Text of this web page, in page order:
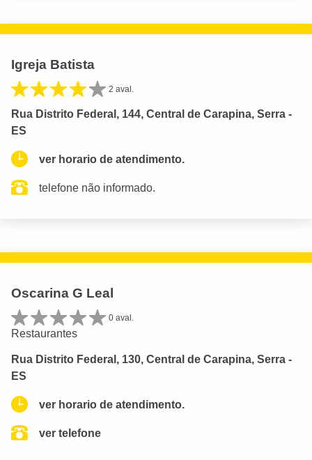
Igreja Batista
2 aval.
Rua Distrito Federal, 144, Central de Carapina, Serra -
ES
ver horario de atendimento.
telefone não informado.
Oscarina G Leal
0 aval.
Restaurantes
Rua Distrito Federal, 130, Central de Carapina, Serra -
ES
ver horario de atendimento.
ver telefone